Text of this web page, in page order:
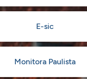
E-sic
Monitora Paulista